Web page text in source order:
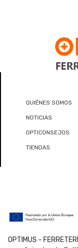
QUIÉNES SOMOS
NOTICIAS
OPTICONSEJOS
TIENDAS
OPTIMUS -